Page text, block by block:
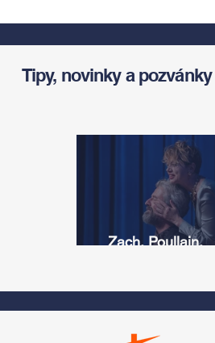
Tipy, novinky a pozvánky
Zach, Poullain,
srpnu představí s
Divadlem Bez